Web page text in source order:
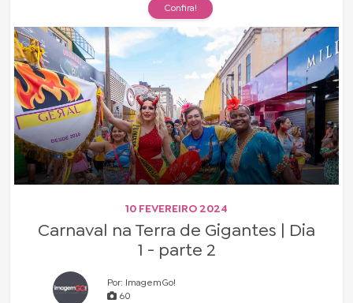
Confira!
10 FEVEREIRO 2024
Carnaval na Terra de Gigantes | Dia
1 - parte 2
Por: ImagemGo!
60